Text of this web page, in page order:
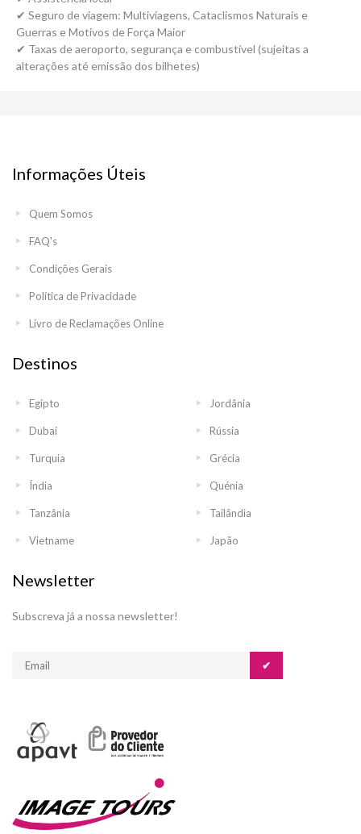
✔ Seguro de viagem: Multiviagens, Cataclismos Naturais e
Guerras e Motivos de Força Maior
✔ Taxas de aeroporto, segurança e combustível (sujeitas a
alterações até emissão dos bilhetes)
Informações Úteis
Quem Somos
FAQ's
Condições Gerais
Política de Privacidade
Livro de Reclamações Online
Destinos
Egipto Jordânia
Dubai Rússia
Turquia Grécia
Índia Quénia
Tanzânia Tailândia
Vietname Japão
Newsletter
Subscreva já a nossa newsletter!
✔